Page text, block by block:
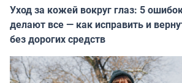
Уход за кожей вокруг глаз: 5
делают все — как исправить и
без дорогих средств